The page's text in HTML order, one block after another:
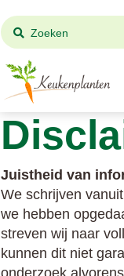
Zoeken
Juistheid van
We schrijven
we hebben
streven wij naar
kunnen dit niet
onderzoek